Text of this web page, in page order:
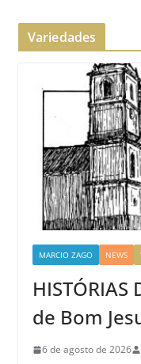
Variedades
MARCIO ZAGO NEWS
HISTÓRIAS
de Bom
6 de agosto de 2026